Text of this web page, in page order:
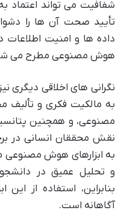
شفافیت می تواند اعتماد
تأیید صحت آن ها را
داده ها و امنیت اطلاعات
هوش مصنوعی مطرح می
نگرانی های اخلاقی دیگری
به مالکیت فکری و
مصنوعی، و همچنین
نقش محققان انسانی در
به ابزارهای هوش مصنوعی
و تحلیل عمیق در
بنابراین، استفاده از این
آگاهانه است.